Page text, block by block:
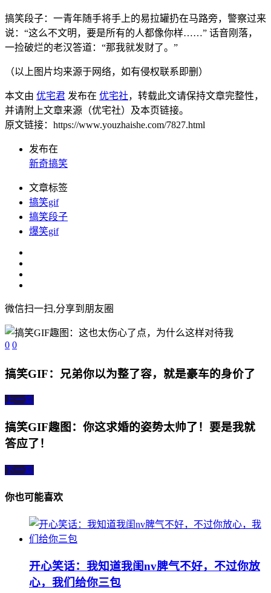
搞笑段子：一青年随手将手上的易拉罐扔在马路旁，警察过来
说：“这么不文明，要是所有的人都像你样……” 话音刚落，
一捡破烂的老汉答道：“那我就发财了。”
（以上图片均来源于网络，如有侵权联系即删）
本文由 优宅君 发布在 优宅社，转载此文请保持文章完整性，
并请附上文章来源（优宅社）及本页链接。
原文链接：https://www.youzhaishe.com/7827.html
发布在
新奇搞笑
文章标签
搞笑gif
搞笑段子
爆笑gif
微信扫一扫,分享到朋友圈
0 0
搞笑GIF：兄弟你以为整了容，就是豪车的身价了
上一篇
搞笑GIF趣图：你这求婚的姿势太帅了！要是我就
答应了！
下一篇
你也可能喜欢
开心笑话：我知道我闺nv脾气不好，不过你放
心，我们给你三包